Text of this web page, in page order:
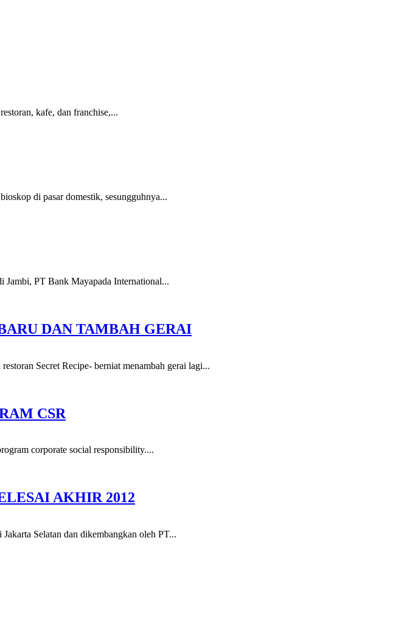
kafe, dan franchise,...
di pasar domestik, sesungguhnya...
Jambi, PT Bank Mayapada International...
DAN TAMBAH GERAI
Secret Recipe- berniat menambah gerai lagi...
CSR
corporate social responsibility....
AKHIR 2012
Selatan dan dikembangkan oleh PT...